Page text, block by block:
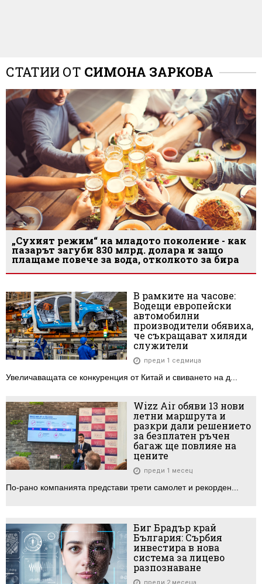
СТАТИИ ОТ СИМОНА ЗАРКОВА
„Сухият режим“ на младото поколение - как
пазарът загуби 830 млрд. долара и защо
плащаме повече за вода, отколкото за бира
В рамките на часове:
Водещи европейски
автомобилни
производители обявиха,
че съкращават хиляди
служители
преди 1 седмица
Увеличаващата се конкуренция от Китай и свиването на д...
Wizz Air обяви 13 нови
летни маршрута и
разкри дали решението
за безплатен ръчен
багаж ще повлияе на
цените
преди 1 месец
По-рано компанията представи трети самолет и рекорден...
Биг Брадър край
България: Сърбия
инвестира в нова
система за лицево
разпознаване
преди 2 месеца